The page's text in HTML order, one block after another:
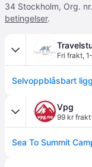
34 Stockholm, Org.
betingelser.
Fri frakt,
Vpg
99 kr frakt